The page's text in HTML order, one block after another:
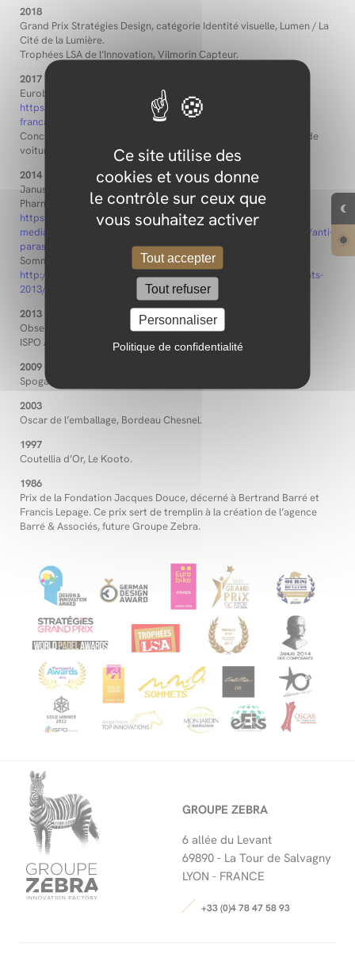
Ce site utilise des
cookies et vous donne
le contrôle sur ceux que
vous souhaitez activer
Tout accepter
Tout refuser
Personnaliser
Politique de confidentialité
2018
Grand Prix Stratégies Design, catégorie Identité visuelle, Lumen / La
Cité de la Lumière.
Trophées LSA de l’Innovation, Vilmorin Capteur.
2017
Eurobike Design & Innovation Award, Lapierre VTT GLP. Lien :
https://cyclotourisme-mag.com/actus/lapierre-une-marque-
francaise-recompensee-pour-son-design-innovant/
Concours Lépine International, Médaille d’Or, nouvelle gamme de
voitures Aixam.
2014
Janus de la Santé, Mention Éco Design, Virbac Farmpack.
Pharmapack Awards, Virbac Farmpack. Lien :
https://corporate.virbac.com/fr/home/news-
media/products/pagecontent/toutes-les-actualites-produits-v/anti-
parasite-treatment-for-catt.html
Sommet d’Or, catégorie Élevage, Virbac Farmpack. Lien :
http://institutfrancaisdudesign.fr/index.php/les-janus/les-laureats-
2013/item/875-virbac-barre-associes
2013
Observeur du Design, Millet Sac.
ISPO Award Gold Winner, Millet Sac.
2009
Spoga Horse Top Innovations, Hexa sac d’équitation.
2003
Oscar de l’emballage, Bordeau Chesnel.
1997
Coutellia d’Or, Le Kooto.
1986
Prix de la Fondation Jacques Douce, décerné à Bertrand Barré et
Francis Lepage. Ce prix sert de tremplin à la création de l’agence
Barré & Associés, future Groupe Zebra.
GROUPE ZEBRA
6 allée du Levant
69890 - La Tour de Salvagny
LYON - FRANCE
+33 (0)4 78 47 58 93